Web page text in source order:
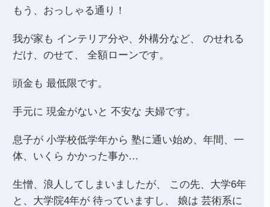
もう、おっしゃる通り！
我が家も インテリア分や、外構分など、 のせれる
だけ、のせて、 全額ローンです。
頭金も 最低限です。
手元に 現金がないと 不安な 夫婦です。
息子が 小学校低学年から 塾に通い始め、年間、一
体、いくら かかった事か…
生憎、浪人してしまいましたが、 この先、大学6年
と、大学院4年が 待っていますし、 娘は 芸術系に